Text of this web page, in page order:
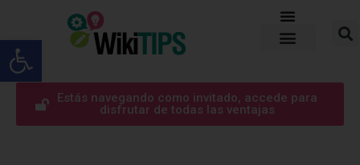
Abrir barra de herramientas
Estás navegando como invitado, accede para
disfrutar de todas las ventajas